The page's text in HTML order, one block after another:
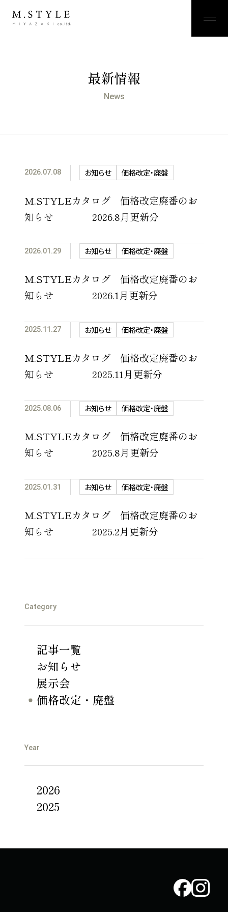
最新情報
News
2026.07.08 お知らせ 価格改定・廃盤
M.STYLEカタログ 価格改定廃番のお
知らせ 2026.8月更新分
2026.01.29 お知らせ 価格改定・廃盤
M.STYLEカタログ 価格改定廃番のお
知らせ 2026.1月更新分
2025.11.27 お知らせ 価格改定・廃盤
M.STYLEカタログ 価格改定廃番のお
知らせ 2025.11月更新分
2025.08.06 お知らせ 価格改定・廃盤
M.STYLEカタログ 価格改定廃番のお
知らせ 2025.8月更新分
2025.01.31 お知らせ 価格改定・廃盤
M.STYLEカタログ 価格改定廃番のお
知らせ 2025.2月更新分
Category
記事一覧
お知らせ
展示会
価格改定・廃盤
Year
2026
2025